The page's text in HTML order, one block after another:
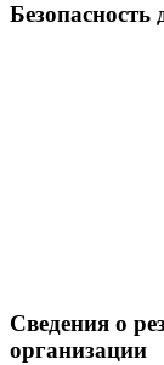
Сведения о
организации